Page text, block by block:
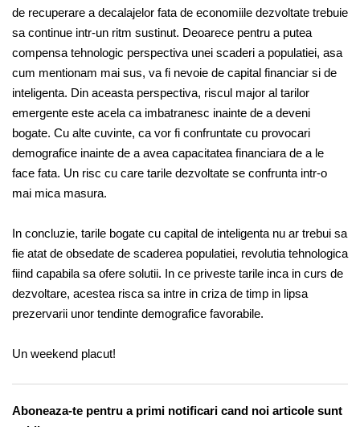
de recuperare a decalajelor fata de economiile dezvoltate trebuie
sa continue intr-un ritm sustinut. Deoarece pentru a putea
compensa tehnologic perspectiva unei scaderi a populatiei, asa
cum mentionam mai sus, va fi nevoie de capital financiar si de
inteligenta. Din aceasta perspectiva, riscul major al tarilor
emergente este acela ca imbatranesc inainte de a deveni
bogate. Cu alte cuvinte, ca vor fi confruntate cu provocari
demografice inainte de a avea capacitatea financiara de a le
face fata. Un risc cu care tarile dezvoltate se confrunta intr-o
mai mica masura.
In concluzie, tarile bogate cu capital de inteligenta nu ar trebui sa
fie atat de obsedate de scaderea populatiei, revolutia tehnologica
fiind capabila sa ofere solutii. In ce priveste tarile inca in curs de
dezvoltare, acestea risca sa intre in criza de timp in lipsa
prezervarii unor tendinte demografice favorabile.
Un weekend placut!
Aboneaza-te pentru a primi notificari cand noi articole sunt